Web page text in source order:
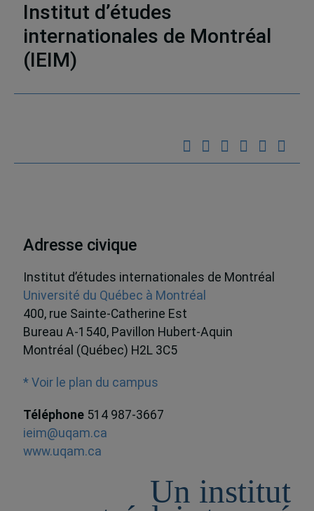
Institut d’études
internationales de Montréal
(IEIM)
Adresse civique
Institut d’études internationales de Montréal
Université du Québec à Montréal
400, rue Sainte-Catherine Est
Bureau A-1540, Pavillon Hubert-Aquin
Montréal (Québec) H2L 3C5
* Voir le plan du campus
Téléphone 514 987-3667
ieim@uqam.ca
www.uqam.ca
Un institut